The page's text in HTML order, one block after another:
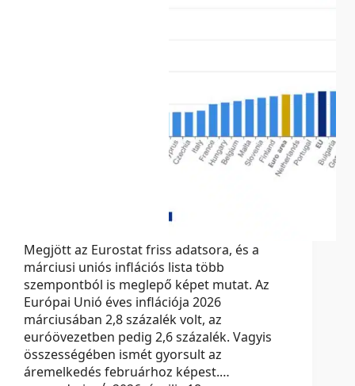
Megjött az Eurostat friss adatsora, és a
márciusi uniós inflációs lista több
szempontból is meglepő képet mutat. Az
Európai Unió éves inflációja 2026
márciusában 2,8 százalék volt, az
euróövezetben pedig 2,6 százalék. Vagyis
összességében ismét gyorsult az
áremelkedés februárhoz képest.…